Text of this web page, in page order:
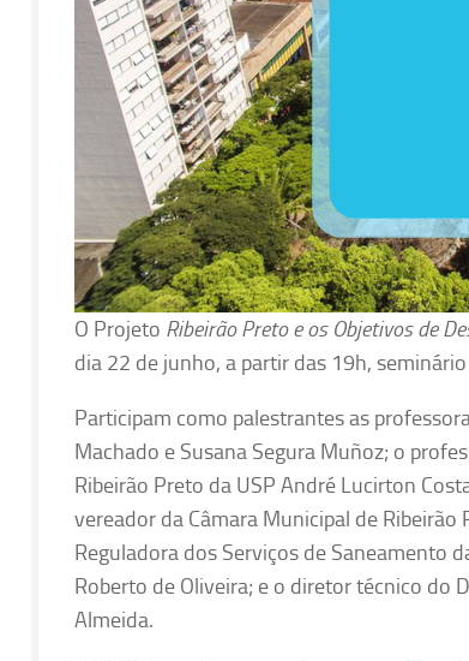
O Projeto Ribeirão Preto e os Objetivos de
dia 22 de junho, a partir das 19h,
Participam como palestrantes as
Machado e Susana Segura Muñoz; o
Ribeirão Preto da USP André Lucirton
vereador da Câmara Municipal de
Reguladora dos Serviços de Saneamento
Roberto de Oliveira; e o diretor técnico do
Almeida.